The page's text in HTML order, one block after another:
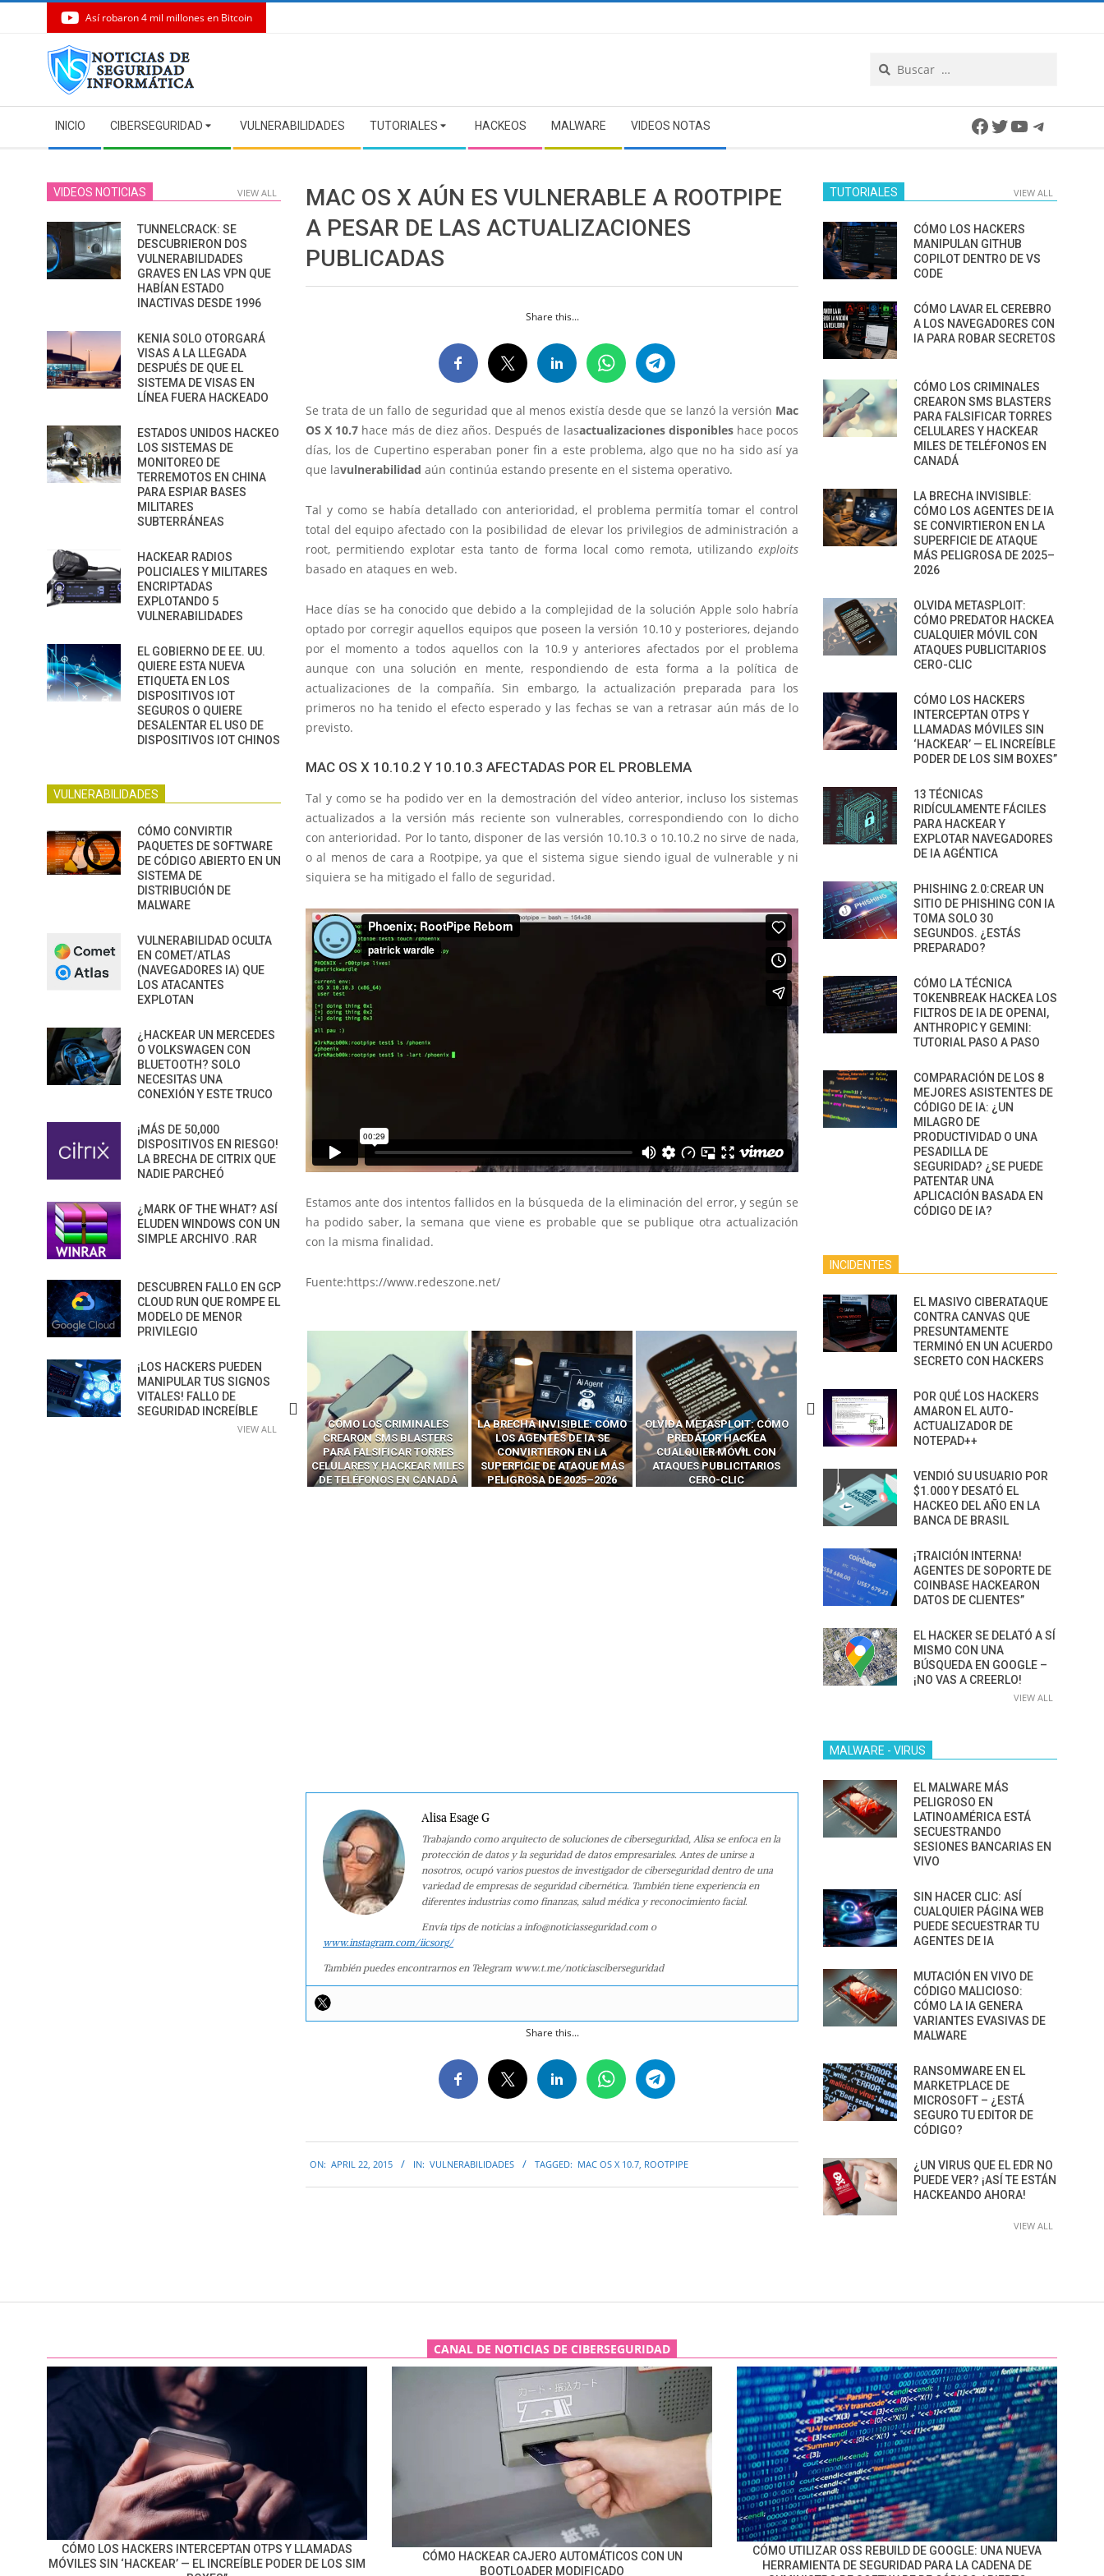
Así robaron 4 mil millones en Bitcoin
Navigation
Menu
INICIO CIBERSEGURIDAD VULNERABILIDADES TUTORIALES HACKEOS MALWARE VIDEOS NOTAS Facebook
Twitter
YouTube
MAC OS X AÚN ES VULNERABLE A ROOTPIPE
A PESAR DE LAS ACTUALIZACIONES
PUBLICADAS
Share this...
Se trata de un fallo de seguridad que al menos existía desde que se lanzó la versión Mac
OS X 10.7 hace más de diez años. Después de lasactualizaciones disponibleshace pocos
días, los de Cupertino esperaban poner fin a este problema, algo que no ha sido así ya
que lavulnerabilidad aún continúa estando presente en el sistema operativo.
Tal y como se había detallado con anterioridad, el problema permitía tomar el control
total del equipo afectado con la posibilidad de elevar los privilegios de administración a
root, permitiendo explotar esta tanto de forma local como remota, utilizando exploits
basado en ataques en web.
Hace días se ha conocido que debido a la complejidad de la solución Apple solo habría
optado por corregir aquellos equipos que poseen la versión 10.10 y posteriores, dejando
por el momento a todos aquellos con la 10.9 y anteriores afectados por el problema
aunque con una solución en mente, respondiendo de esta forma a la política de
actualizaciones de la compañía. Sin embargo, la actualización preparada para los
primeros no ha tenido el efecto esperado y las fechas se van a retrasar aún más de lo
previsto.
MAC OS X 10.10.2 Y 10.10.3 AFECTADAS POR EL PROBLEMA
Tal y como se ha podido ver en la demostración del vídeo anterior, incluso los sistemas
actualizados a la versión más reciente son vulnerables, correspondiendo con lo dicho
con anterioridad. Por lo tanto, disponer de las versión 10.10.3 o 10.10.2 no sirve de nada,
o al menos de cara a Rootpipe, ya que el sistema sigue siendo igual de vulnerable y ni
siquiera se ha mitigado el fallo de seguridad.
Estamos ante dos intentos fallidos en la búsqueda de la eliminación del error, y según se
ha podido saber, la semana que viene es probable que se publique otra actualización
con la misma finalidad.
Fuente:https://www.redeszone.net/
CÓMO LOS CRIMINALES
LA BRECHA INVISIBLE: CÓMO
LOS AGENTES DE IA SE
CONVIRTIERON EN LA
SUPERFICIE DE ATAQUE MÁS
PELIGROSA DE 2025–2026
OLVIDA METASPLOIT: CÓMO
PREDATOR HACKEA
CUALQUIER MÓVIL CON
ATAQUES PUBLICITARIOS
CERO-CLIC
CÓMO LOS HACKERS
INTERCEPTAN OTPS Y
LLAMADAS MÓVILES SIN
‘HACKEAR’ — EL INCREÍBLE
PODER DE LOS SIM BOXES”
13 TÉCNICAS
RIDÍCULAMENTE FÁCILES
AGÉNTICA
CÓMO LOS HACKERS
Alisa Esage G
Trabajando como arquitecto de soluciones de ciberseguridad, Alisa se enfoca en la
protección de datos y la seguridad de datos empresariales. Antes de unirse a
nosotros, ocupó varios puestos de investigador de ciberseguridad dentro de una
variedad de empresas de seguridad cibernética. También tiene experiencia en
diferentes industrias como finanzas, salud médica y reconocimiento facial.
Envía tips de noticias a info@noticiasseguridad.com o
www.instagram.com/iicsorg/
También puedes encontrarnos en Telegram www.t.me/noticiasciberseguridad
Share this...
04-
22
ON: APRIL 22, 2015 IN: VULNERABILIDADES TAGGED: MAC OS X 10.7, ROOTPIPE
VIDEOS NOTICIAS VIEW ALL
TUNNELCRACK: SE
DESCUBRIERON DOS
VULNERABILIDADES
GRAVES EN LAS VPN QUE
HABÍAN ESTADO
INACTIVAS DESDE 1996
KENIA SOLO OTORGARÁ
VISAS A LA LLEGADA
DESPUÉS DE QUE EL
SISTEMA DE VISAS EN
LÍNEA FUERA HACKEADO
ESTADOS UNIDOS HACKEO
LOS SISTEMAS DE
MONITOREO DE
TERREMOTOS EN CHINA
PARA ESPIAR BASES
MILITARES
SUBTERRÁNEAS
HACKEAR RADIOS
POLICIALES Y MILITARES
ENCRIPTADAS
EXPLOTANDO 5
VULNERABILIDADES
EL GOBIERNO DE EE. UU.
QUIERE ESTA NUEVA
ETIQUETA EN LOS
DISPOSITIVOS IOT
SEGUROS O QUIERE
DESALENTAR EL USO DE
DISPOSITIVOS IOT CHINOS
VULNERABILIDADES
CÓMO CONVIRTIR
PAQUETES DE SOFTWARE
DE CÓDIGO ABIERTO EN UN
SISTEMA DE
DISTRIBUCIÓN DE
MALWARE
VULNERABILIDAD OCULTA
EN COMET/ATLAS
(NAVEGADORES IA) QUE
LOS ATACANTES
EXPLOTAN
¿HACKEAR UN MERCEDES
O VOLKSWAGEN CON
BLUETOOTH? SOLO
NECESITAS UNA
CONEXIÓN Y ESTE TRUCO
¡MÁS DE 50,000
DISPOSITIVOS EN RIESGO!
LA BRECHA DE CITRIX QUE
NADIE PARCHEÓ
¿MARK OF THE WHAT? ASÍ
ELUDEN WINDOWS CON UN
SIMPLE ARCHIVO .RAR
DESCUBREN FALLO EN GCP
CLOUD RUN QUE ROMPE EL
MODELO DE MENOR
PRIVILEGIO
¡LOS HACKERS PUEDEN
MANIPULAR TUS SIGNOS
VITALES! FALLO DE
SEGURIDAD INCREÍBLE
VIEW ALL
TUTORIALES VIEW ALL
CÓMO LOS HACKERS
MANIPULAN GITHUB
COPILOT DENTRO DE VS
CODE
CÓMO LAVAR EL CEREBRO
A LOS NAVEGADORES CON
IA PARA ROBAR SECRETOS
CÓMO LOS CRIMINALES
CREARON SMS BLASTERS
PARA FALSIFICAR TORRES
CELULARES Y HACKEAR
MILES DE TELÉFONOS EN
CANADÁ
LA BRECHA INVISIBLE:
CÓMO LOS AGENTES DE IA
SE CONVIRTIERON EN LA
SUPERFICIE DE ATAQUE
MÁS PELIGROSA DE 2025–
2026
OLVIDA METASPLOIT:
CÓMO PREDATOR HACKEA
CUALQUIER MÓVIL CON
ATAQUES PUBLICITARIOS
CERO-CLIC
CÓMO LOS HACKERS
INTERCEPTAN OTPS Y
LLAMADAS MÓVILES SIN
‘HACKEAR’ — EL INCREÍBLE
PODER DE LOS SIM BOXES”
13 TÉCNICAS
RIDÍCULAMENTE FÁCILES
PARA HACKEAR Y
EXPLOTAR NAVEGADORES
DE IA AGÉNTICA
PHISHING 2.0:CREAR UN
SITIO DE PHISHING CON IA
TOMA SOLO 30
SEGUNDOS. ¿ESTÁS
PREPARADO?
CÓMO LA TÉCNICA
TOKENBREAK HACKEA LOS
FILTROS DE IA DE OPENAI,
ANTHROPIC Y GEMINI:
TUTORIAL PASO A PASO
COMPARACIÓN DE LOS 8
MEJORES ASISTENTES DE
CÓDIGO DE IA: ¿UN
MILAGRO DE
PRODUCTIVIDAD O UNA
PESADILLA DE
SEGURIDAD? ¿SE PUEDE
PATENTAR UNA
APLICACIÓN BASADA EN
CÓDIGO DE IA?
INCIDENTES
EL MASIVO CIBERATAQUE
CONTRA CANVAS QUE
PRESUNTAMENTE
TERMINÓ EN UN ACUERDO
SECRETO CON HACKERS
POR QUÉ LOS HACKERS
AMARON EL AUTO-
ACTUALIZADOR DE
NOTEPAD++
VENDIÓ SU USUARIO POR
$1.000 Y DESATÓ EL
HACKEO DEL AÑO EN LA
BANCA DE BRASIL
¡TRAICIÓN INTERNA!
AGENTES DE SOPORTE DE
COINBASE HACKEARON
DATOS DE CLIENTES”
EL HACKER SE DELATÓ A SÍ
MISMO CON UNA
BÚSQUEDA EN GOOGLE –
¡NO VAS A CREERLO!
VIEW ALL
MALWARE - VIRUS
EL MALWARE MÁS
PELIGROSO EN
LATINOAMÉRICA ESTÁ
SECUESTRANDO
SESIONES BANCARIAS EN
VIVO
SIN HACER CLIC: ASÍ
CUALQUIER PÁGINA WEB
PUEDE SECUESTRAR TU
AGENTES DE IA
MUTACIÓN EN VIVO DE
CÓDIGO MALICIOSO:
CÓMO LA IA GENERA
VARIANTES EVASIVAS DE
MALWARE
RANSOMWARE EN EL
MARKETPLACE DE
MICROSOFT – ¿ESTÁ
SEGURO TU EDITOR DE
CÓDIGO?
¿UN VIRUS QUE EL EDR NO
PUEDE VER? ¡ASÍ TE ESTÁN
HACKEANDO AHORA!
VIEW ALL
CANAL DE NOTICIAS DE CIBERSEGURIDAD
CÓMO LOS HACKERS INTERCEPTAN OTPS Y LLAMADAS
MÓVILES SIN ‘HACKEAR’ — EL INCREÍBLE PODER DE LOS SIM
CÓMO HACKEAR CAJERO AUTOMÁTICOS CON UN
BOOTLOADER MODIFICADO
CÓMO UTILIZAR OSS REBUILD DE GOOGLE: UNA NUEVA
HERRAMIENTA DE SEGURIDAD PARA LA CADENA DE